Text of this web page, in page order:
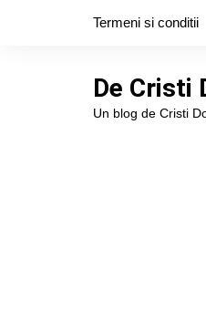
Termeni si conditii
De Cristi
Un blog de Cristi